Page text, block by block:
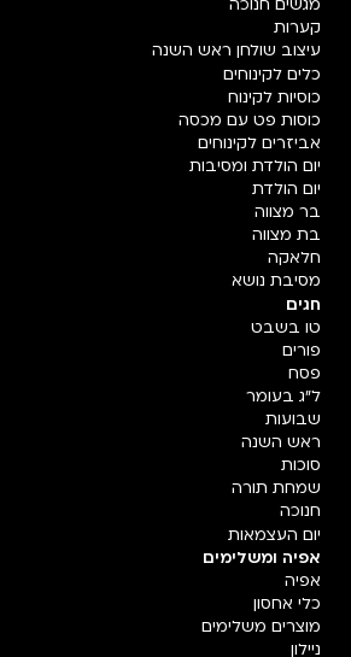
מגשים חנוכה
קערות
עיצוב שולחן ראש השנה
כלים לקינוחים
כוסיות לקינוח
כוסות פט עם מכסה
אביזרים לקינוחים
יום הולדת ומסיבות
יום הולדת
בר מצווה
בת מצווה
חלאקה
מסיבת נושא
חגים
טו בשבט
פורים
פסח
ל"ג בעומר
שבועות
ראש השנה
סוכות
שמחת תורה
חנוכה
יום העצמאות
אפיה ומשלימים
אפיה
כלי אחסון
מוצרים משלימים
ניילון